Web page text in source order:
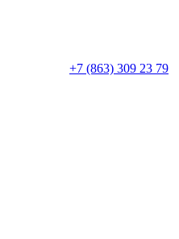
+7 (863) 309 23 79